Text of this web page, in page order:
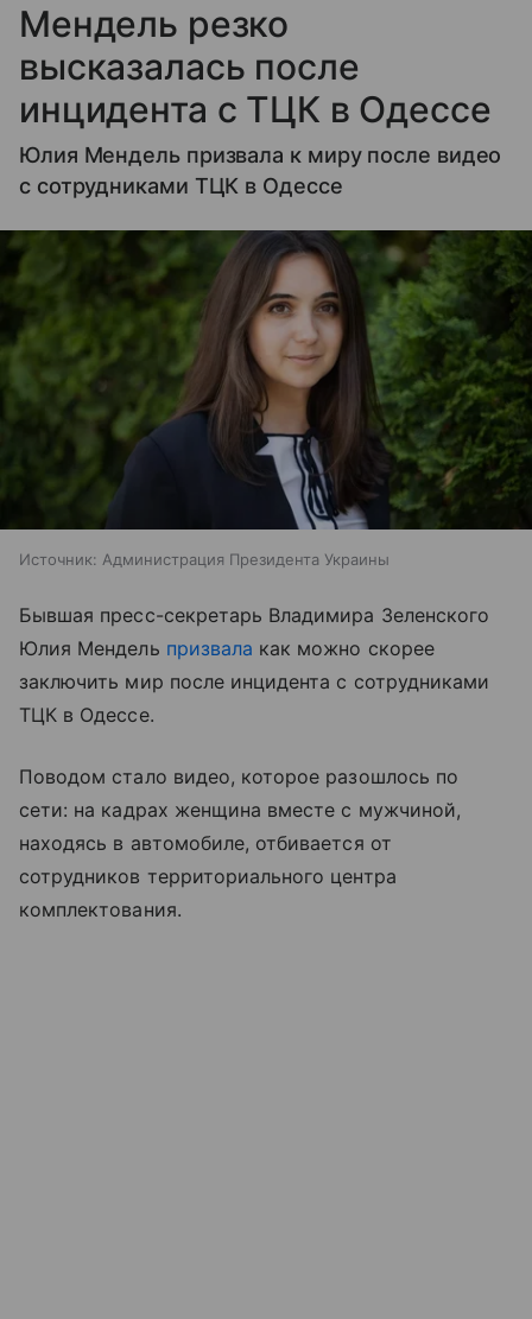
Мендель резко
высказалась после
инцидента с ТЦК в Одессе
Юлия Мендель призвала к миру после видео
с сотрудниками ТЦК в Одессе
Источник: Администрация Президента Украины
Бывшая пресс-секретарь Владимира Зеленского
Юлия Мендель призвала как можно скорее
заключить мир после инцидента с сотрудниками
ТЦК в Одессе.
Поводом стало видео, которое разошлось по
сети: на кадрах женщина вместе с мужчиной,
находясь в автомобиле, отбивается от
сотрудников территориального центра
комплектования.